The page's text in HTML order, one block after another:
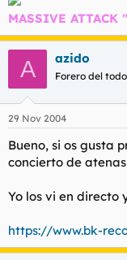
MASSIVE ATTACK
A azido
Forero del
29 Nov 2004
Bueno, si os gusta
concierto de
Yo los vi en directo
https://www.bk-